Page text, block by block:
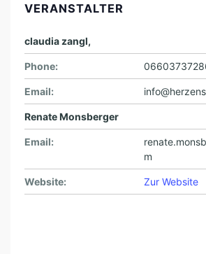
VERANSTALTER
claudia zangl,
Phone:
Email:
Renate Monsberger
Email:
m
Website: Zur Website